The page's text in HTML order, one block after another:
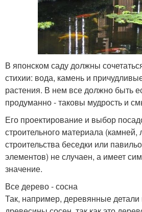
В японском саду должны
стихии: вода, камень и
растения. В нем все должно быть
продуманно - таковы мудрость и
Его проектирование и выбор
строительного материала (камней,
строительства беседки или
элементов) не случаен, а имеет
значение.
Все дерево - сосна
Так, например, деревянные детали